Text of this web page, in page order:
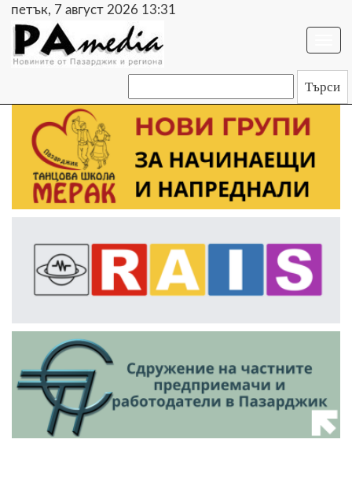
петък, 7 август 2026 13:31